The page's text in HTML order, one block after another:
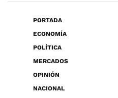
PORTADA
ECONOMÍA
POLÍTICA
MERCADOS
OPINIÓN
NACIONAL